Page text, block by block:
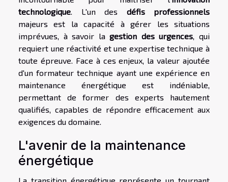
technologique. L'un des défis professionnels
majeurs est la capacité à gérer les situations
imprévues, à savoir lagestion des urgences, qui
requiert une réactivité et une expertise technique à
toute épreuve. Face à ces enjeux, la valeur ajoutée
d'un formateur technique ayant une expérience en
maintenance énergétique est indéniable,
permettant de former des experts hautement
qualifiés, capables de répondre efficacement aux
exigences du domaine.
L'avenir de la maintenance
énergétique